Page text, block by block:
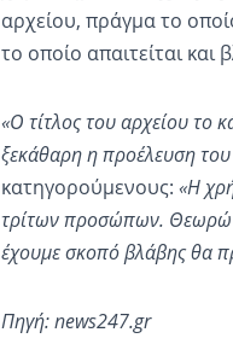
αρχείου, πράγμα το
το οποίο απαιτείται
«Ο τίτλος του αρχείου το
ξεκάθαρη η προέλευση
κατηγορούμενους: «Η
τρίτων προσώπων. Θεωρώ
έχουμε σκοπό βλάβης θα
Πηγή: news247.gr